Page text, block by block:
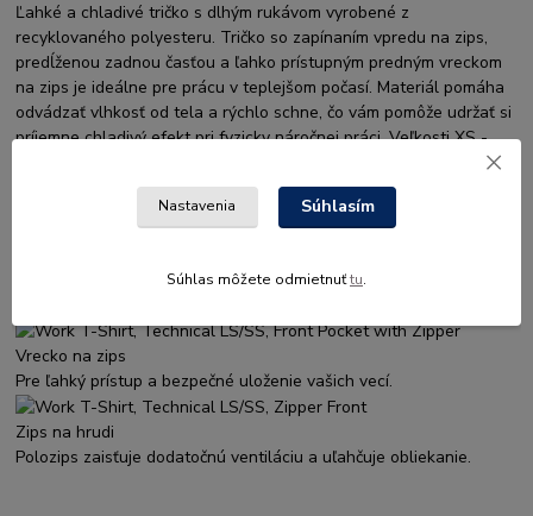
Ľahké a chladivé tričko s dlhým rukávom vyrobené z
recyklovaného polyesteru. Tričko so zapínaním vpredu na zips,
predĺženou zadnou časťou a ľahko prístupným predným vreckom
na zips je ideálne pre prácu v teplejšom počasí. Materiál pomáha
odvádzať vlhkosť od tela a rýchlo schne, čo vám pomôže udržať si
príjemne chladivý efekt pri fyzicky náročnej práci. Veľkosti XS -
CHARAKTERISTICKÉ VLASTNOSTI
Tkanina pomáha odvádzať vlhkosť od tela a udržuje vašu pokožku
Vrecko na zips
Pre ľahký prístup a bezpečné uloženie vašich vecí.
Zips na hrudi
Polozips zaisťuje dodatočnú ventiláciu a uľahčuje obliekanie.
Nastavenia Súhlasím
Súhlas môžete odmietnuťtu.